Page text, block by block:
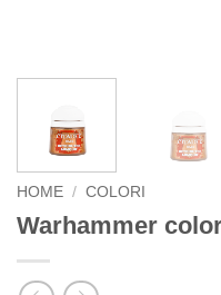
HOME / COLORI
Warhammer